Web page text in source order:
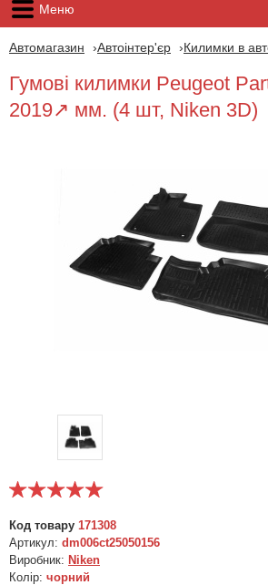
Меню
Автомагазин Автоінтер'єр Килимки в
Гумові килимки Peugeot
2019↗ мм. (4 шт, Niken 3D)
Код товару 171308
Артикул: dm006ct25050156
Виробник: Niken
Колір: чорний